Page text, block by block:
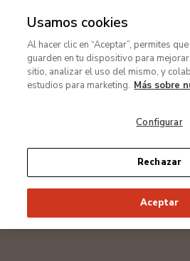
contenido
Usamos cookies
Al hacer clic en “Aceptar”, permites
guarden en tu dispositivo para
sitio, analizar el uso del mismo, y
estudios para marketing. Más sobre
Configurar
Rechazar
Aceptar